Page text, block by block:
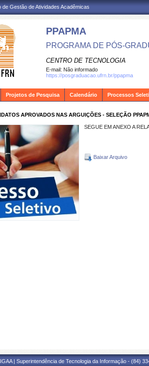
de Gestão de Atividades Acadêmicas
PPAPMA
PROGRAMA DE PÓS-
CENTRO DE TECNOLOGIA
E-mail: Não informado
https://posgraduacao.ufrn.br/ppapma
Projetos de Pesquisa Calendário Processos
APROVADOS NAS ARGUIÇÕES - SELEÇÃO
SEGUE EM ANEXO A
Baixar Arquivo
| Superintendência de Tecnologia da Informação - (84)